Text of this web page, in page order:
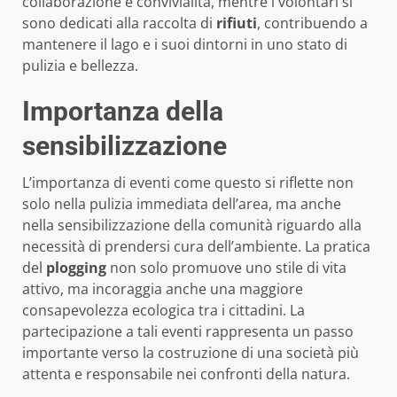
sono dedicati alla raccolta di rifiuti, contribuendo a
mantenere il lago e i suoi dintorni in uno stato di
pulizia e bellezza.
Importanza della
sensibilizzazione
L’importanza di eventi come questo si riflette non
solo nella pulizia immediata dell’area, ma anche
nella sensibilizzazione della comunità riguardo alla
necessità di prendersi cura dell’ambiente. La pratica
del plogging non solo promuove uno stile di vita
attivo, ma incoraggia anche una maggiore
consapevolezza ecologica tra i cittadini. La
partecipazione a tali eventi rappresenta un passo
importante verso la costruzione di una società più
attenta e responsabile nei confronti della natura.